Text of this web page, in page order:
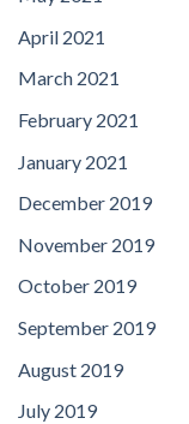
April 2021
March 2021
February 2021
January 2021
December 2019
November 2019
October 2019
September 2019
August 2019
July 2019